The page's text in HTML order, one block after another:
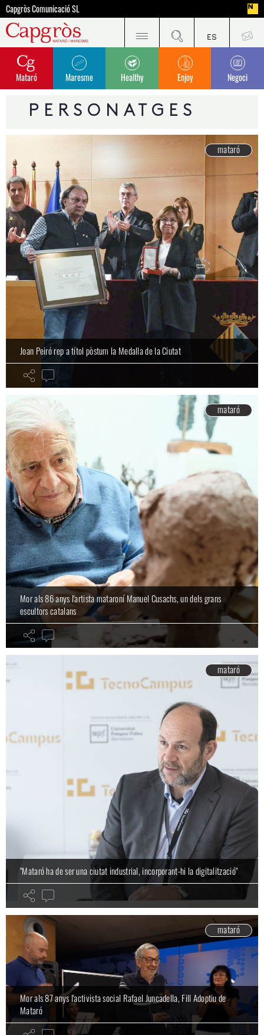
Capgròs Comunicació SL
Mataró Maresme Healthy Enjoy Negoci
PERSONATGES
mataró
Joan Peiró rep a títol pòstum la Medalla de la Ciutat
mataró
Mor als 86 anys l'artista mataroní Manuel Cusachs, un dels grans
escultors catalans
mataró
"Mataró ha de ser una ciutat industrial, incorporant-hi la digitalització"
mataró
Mor als 87 anys l'activista social Rafael Juncadella, Fill Adoptiu de
Mataró